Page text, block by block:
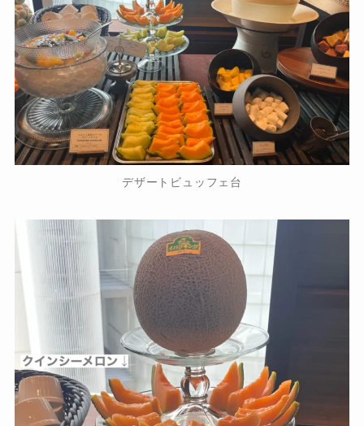
デザートビュッフェ台